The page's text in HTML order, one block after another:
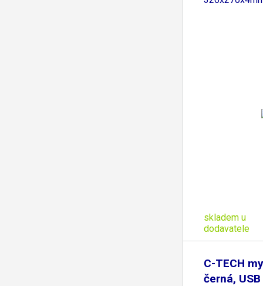
skladem u
dodavatele
C-TECH
černá, USB